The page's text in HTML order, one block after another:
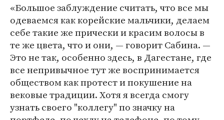
«Большое заблуждение считать, что все мы
одеваемся как корейские мальчики, делаем
себе такие же прически и красим волосы в
те же цвета, что и они, — говорит Сабина. —
Это не так, особенно здесь, в Дагестане, где
все непривычное тут же воспринимается
обществом как протест и покушение на
вековые традиции. Хотя я всегда смогу
узнать своего "коллегу" по значку на